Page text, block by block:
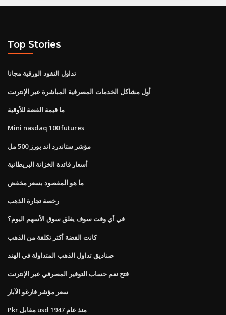
Top Stories
تداول النقود الورقية مجانا
أول مشاكل الخدمات المصرفية المباشرة عبر الإنترنت
ما قيمة الفضة للأوقية
Mini nasdaq 100 futures
مؤشر ستاندرد اند بورز 500 مل
أسعار فائدة الخزانة البريطانية
ما هو المقصود بسعر مخفض
رخصة تجارة الذهب
في أي وقت سوف يغلق سوق الأسهم اليوم؟
كانت الفضة أكثر تكلفة من الذهب
صناديق تداول الذهب المتداولة في الهند
فتح نعم حساب التوفير المصرفي عبر الإنترنت
سعر مؤشر فارغو الآبار
Pkr مقابل usd منذ عام 1947